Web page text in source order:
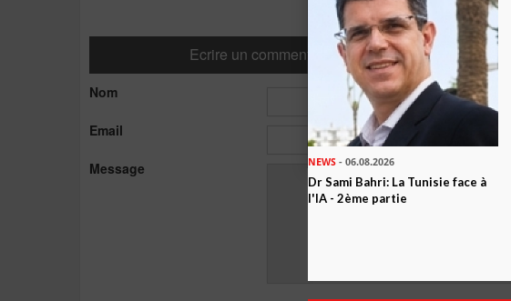
Ecrire un commentaire
Nom
Email
Message NEWS - 06.08.2026
Dr Sami Bahri: La Tunisie face à
l'IA - 2ème partie